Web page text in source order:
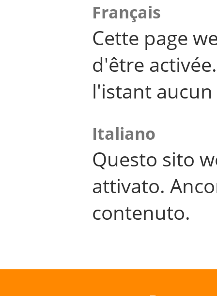
Français
Cette page
d'être
l'istant
Italiano
Questo sito
attivato.
contenuto.